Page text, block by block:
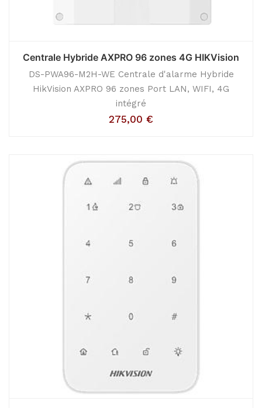
Centrale Hybride AXPRO 96 zones 4G HIKVision
DS-PWA96-M2H-WE Centrale d'alarme Hybride
HikVision AXPRO 96 zones Port LAN, WIFI, 4G
intégré
275,00 €